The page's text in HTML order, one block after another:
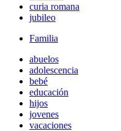
curia romana
jubileo
Familia
abuelos
adolescencia
bebé
educación
hijos
jovenes
vacaciones